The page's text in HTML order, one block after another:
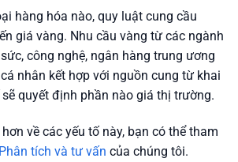
hàng hóa nào, quy luật cung cầu
giá vàng. Nhu cầu vàng từ các ngành
công nghệ, ngân hàng trung ương
nhân kết hợp với nguồn cung từ khai
quyết định phần nào giá thị trường.
về các yếu tố này, bạn có thể tham
Phân tích và tư vấn của chúng tôi.